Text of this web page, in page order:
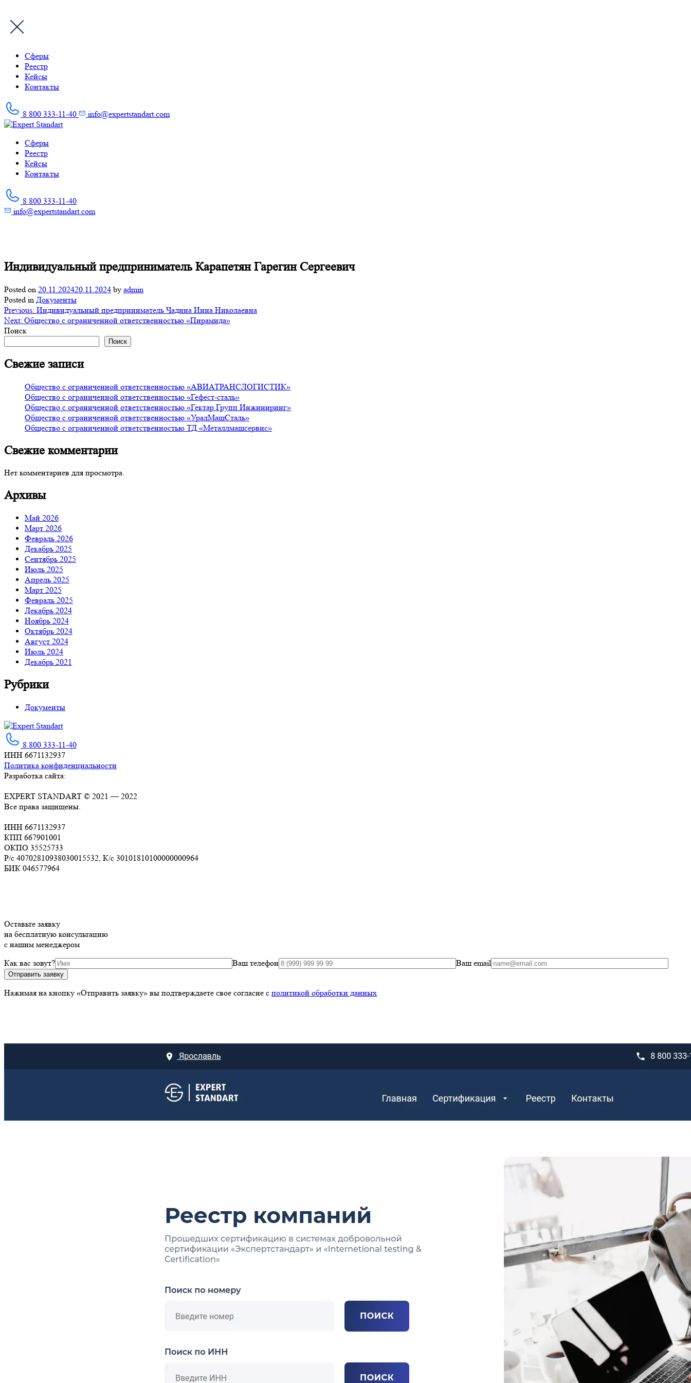
Сферы
Реестр
Кейсы
Контакты
8 800 333-11-40
info@expertstandart.com
Skip
contentСферы
Реестр
Кейсы
Контакты
8 800 333-11-40
info@expertstandart.com
Индивидуальный предприниматель Карапетян Гарегин Сергеевич
Posted on 20.11.202420.11.2024 by admin
Posted in Документы
Навигация
по
записям
Previous: Индивидуальный предприниматель Чадина Инна Николаевна
Next: Общество с ограниченной ответственностью «Пирамида»
Поиск
Поиск
Свежие записи
Общество с ограниченной ответственностью «АВИАТРАНСЛОГИСТИК»
Общество с ограниченной ответственностью «Гефест-сталь»
Общество с ограниченной ответственностью «Гектар Групп Инжиниринг»
Общество с ограниченной ответственностью «УралМашСталь»
Общество с ограниченной ответственностью ТД «Металлмашсервис»
Свежие комментарии
Нет комментариев для просмотра.
Архивы
Май 2026
Март 2026
Февраль 2026
Декабрь 2025
Сентябрь 2025
Июль 2025
Апрель 2025
Март 2025
Февраль 2025
Декабрь 2024
Ноябрь 2024
Октябрь 2024
Август 2024
Июль 2024
Декабрь 2021
Рубрики
Документы
Expert Standart
Сертификация ISO для вашего бизнеса
8 800 333-11-40
ИНН 6671132937
Политика конфиденциальности
Разработка сайта:
EXPERT STANDART © 2021 — 2022
Все права защищены.
ИНН 6671132937
КПП 667901001
ОКПО 35525733
Р/с 40702810938030015532, К/c 30101810100000000964
БИК 046577964
Оставьте заявку
на бесплатную консультацию
с нашим менеджером
Как вас зовут?
Ваш телефон Ваш email
Отправить заявку
Нажимая на кнопку «Отправить заявку» вы подтверждаете свое согласие с политикой обработки данных